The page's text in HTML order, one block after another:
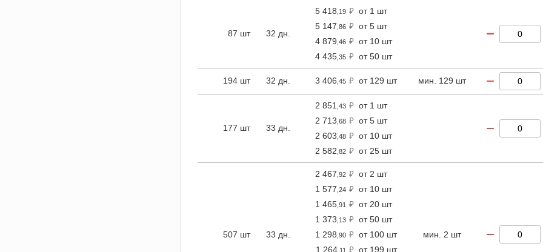
87 шт 32 дн.
5 418 ,19
от 1 шт
5 147 ,86
от 5 шт
4 879 ,46
от 10 шт
4 435 ,35 от 50 шт
−
194 шт 32 дн. 3 406 ,45 от 129 шт мин. 129 шт −
177 шт 33 дн.
2 851 ,43
от 1 шт
2 713 ,68
от 5 шт
2 603 ,48
от 10 шт
2 582 ,82 от 25 шт
−
507 шт 33 дн.
2 467 ,92
от 2 шт
1 577 ,24
от 10 шт
1 465 ,91
от 20 шт
1 373 ,13
от 50 шт
1 298 ,90
от 100 шт
1 264 ,11 от 199 шт
мин. 2 шт −